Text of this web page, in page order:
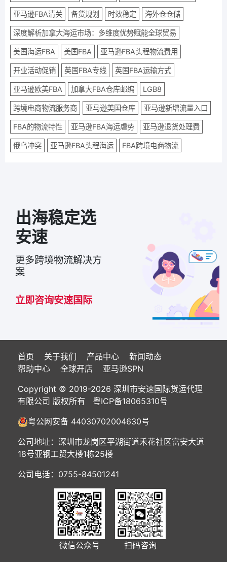
亚马逊FBA清关 备货规划 时效稳定 海外仓仓储
深度解析加拿大海运市场：多维度优势赋能全球贸易​
美国海运FBA 美国FBA 亚马逊FBA头程物流费用
开业活动促销 英国FBA专线 英国FBA运输方式
亚马逊欧美FBA 加拿大FBA仓库邮编 LGB8
跨境电商物流服务商 亚马逊美国仓库 亚马逊新增流量入口
FBA的物流特性 亚马逊FBA海运虐势 亚马逊退货处理费
俄乌冲突 亚马逊FBA头程海运 FBA跨境电商物流
出海稳定选
安速
更多跨境物流解决方
案
立即咨询安速国际
首页 关于我们 产品中心
新闻动态
帮助中心
全球开店
亚马逊SPN
Copyright © 2019-2026 深圳市安速国际货运代理
有限公司 版权所有 粤ICP备18065310号
粤公网安备 44030702004630号
公司地址：深圳市龙岗区平湖街道禾花社区富安大道
18号亚钢工贸大楼1栋25楼
公司电话：0755-84501241
微信公众号 扫码咨询